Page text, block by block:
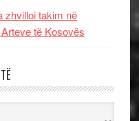
zhvilloi takim në
të Kosovës